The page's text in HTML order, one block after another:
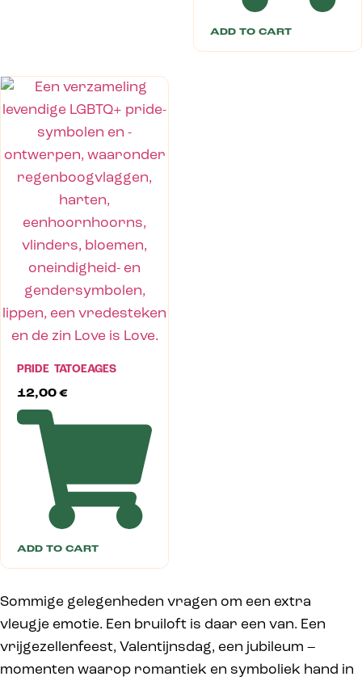
ADD TO CART
PRIDE TATOEAGES
12,00 €
ADD TO CART
Sommige gelegenheden vragen om een extra
vleugje emotie. Een bruiloft is daar een van. Een
vrijgezellenfeest, Valentijnsdag, een jubileum –
momenten waarop romantiek en symboliek hand in